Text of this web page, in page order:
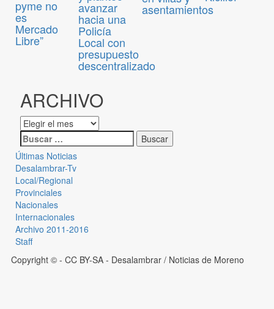
pyme no
es
Mercado
Libre”
avanzar
hacia una
Policía
Local con
presupuesto
descentralizado
asentamientos
ARCHIVO
Últimas Noticias
Desalambrar-Tv
Local/Regional
Provinciales
Nacionales
Internacionales
Archivo 2011-2016
Staff
Copyright © - CC BY-SA - Desalambrar / Noticias de Moreno